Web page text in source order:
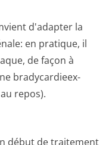
d'adapter la
en pratique, il
de façon à
bradycardieex­
repos).
début de traitement